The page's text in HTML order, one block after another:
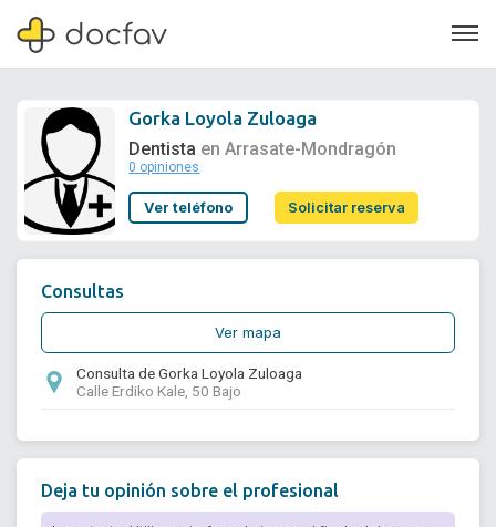
Soporte
Gorka Loyola Zuloaga
Dentista en Arrasate-Mondragón
0 opiniones
Ver teléfono Solicitar reserva
Consultas
Ver mapa
Consulta de Gorka Loyola Zuloaga
Calle Erdiko Kale, 50 Bajo
Deja tu opinión sobre el profesional